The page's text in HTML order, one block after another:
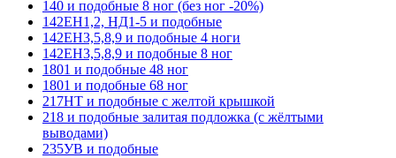
140 и подобные 8 ног (без ног -20%)
142ЕН1,2, НД1-5 и подобные
142ЕН3,5,8,9 и подобные 4 ноги
142ЕН3,5,8,9 и подобные 8 ног
1801 и подобные 48 ног
1801 и подобные 68 ног
217НТ и подобные с желтой крышкой
218 и подобные залитая подложка (с жёлтыми
выводами)
235УВ и подобные